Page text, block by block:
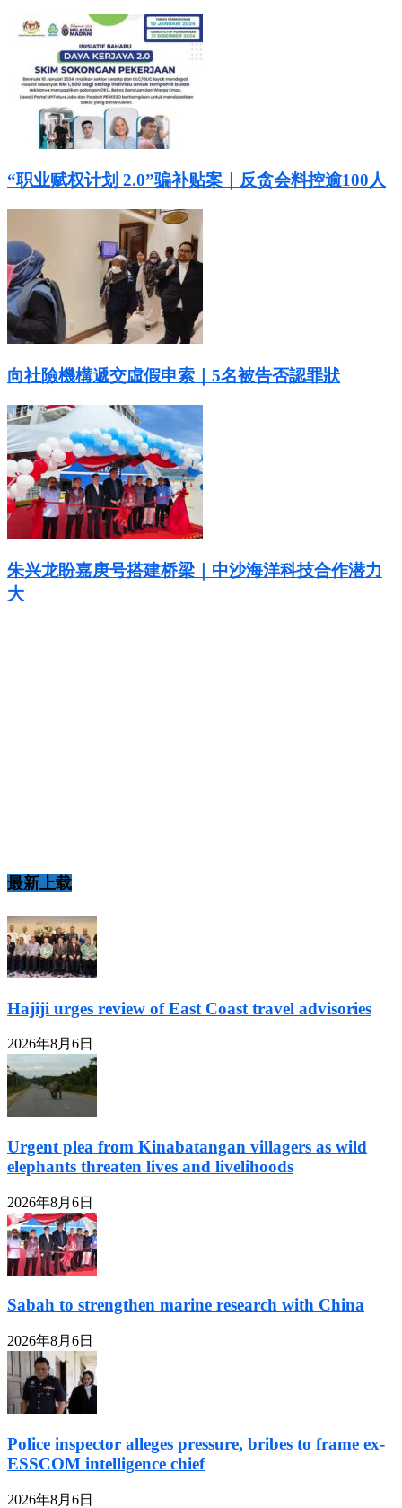
“职业赋权计划 2.0”骗补贴案｜反贪会料控逾100人
向社險機構遞交虛假申索｜5名被告否認罪狀
朱兴龙盼嘉庚号搭建桥梁｜中沙海洋科技合作潜力
大
最新上载
Hajiji urges review of East Coast travel advisories
2026年8月6日
Urgent plea from Kinabatangan villagers as wild
elephants threaten lives and livelihoods
2026年8月6日
Sabah to strengthen marine research with China
2026年8月6日
Police inspector alleges pressure, bribes to frame ex-
ESSCOM intelligence chief
2026年8月6日